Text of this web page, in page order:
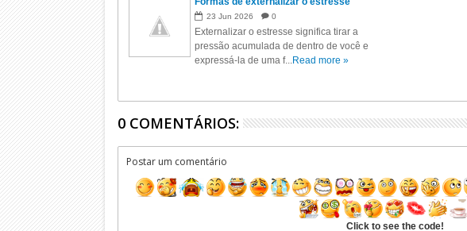
23 Jun 2026 0
Externalizar o estresse significa tirar a
pressão acumulada de dentro de você e
expressá-la de uma f...Read more »
0 COMENTÁRIOS:
Postar um comentário
Click to see the code!